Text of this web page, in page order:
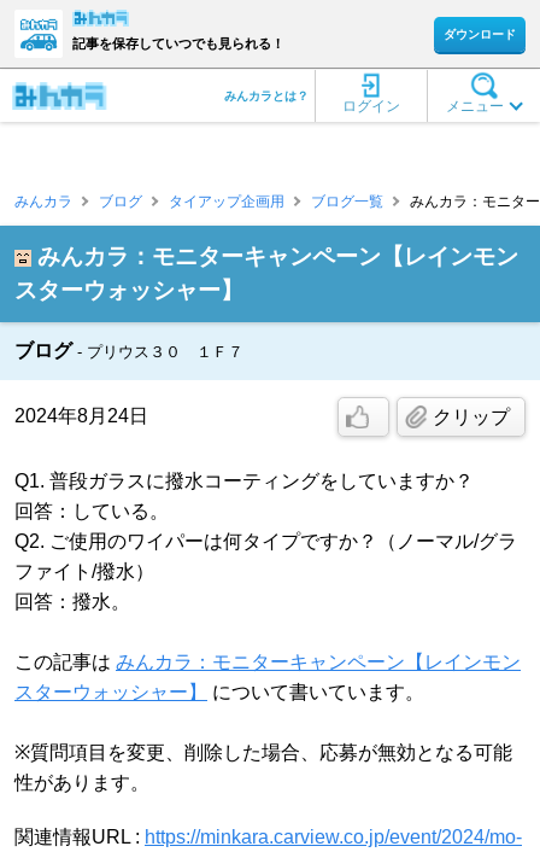
記事を保存していつでも見られる！
ダウンロード
メニュー
ログイン
みんカラとは？
みんカラ ブログ タイアップ企画用 ブログ一覧 みんカラ：モニタ
みんカラ：モニターキャンペーン【レインモン
スターウォッシャー】
ブログ プリウス３０ １Ｆ７
2024年8月24日 クリップ
Q1. 普段ガラスに撥水コーティングをしていますか？
回答：している。
Q2. ご使用のワイパーは何タイプですか？（ノーマル/グラ
ファイト/撥水）
回答：撥水。
この記事は みんカラ：モニターキャンペーン【レインモン
スターウォッシャー】
について書いています。
※質問項目を変更、削除した場合、応募が無効となる可能
性があります。
関連情報URL : https://minkara.carview.co.jp/event/2024/mo-